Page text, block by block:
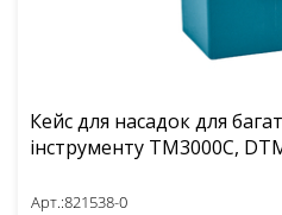
Кейс для насадок для
Арт.:821538-0